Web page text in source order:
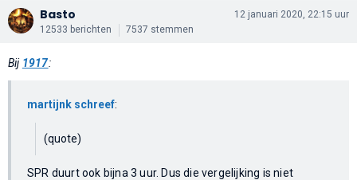
Basto
12533 berichten 7537 stemmen
12 januari 2020, 22:15 uur
Bij 1917:
martijnk schreef:
(quote)
SPR duurt ook bijna 3 uur. Dus die vergelijking is niet